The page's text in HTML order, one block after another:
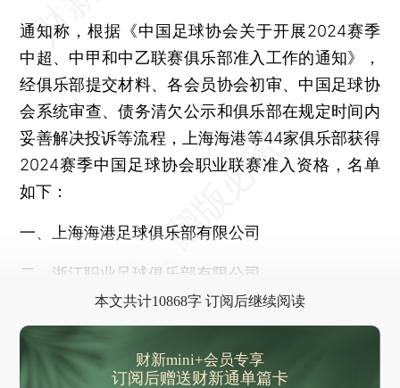
住建部：充分赋予城市房地产调控自主权 推动融资协调机制落地
碧桂园海外资产陆续摆上“货架” 31个海外项目价值几何？
宁德时代布局网约车补能 与滴滴成立换电合资公司
口服司美格鲁肽内地获批 仅用于糖尿病
胡塞武装首次袭击红海过境油轮 油价跳涨至两月来最高位
欧盟反垄断法压力下 苹果允许第三方App商店入驻并降低“苹果税”
通知称，根据《中国足球协会关于开展2024赛季
中超、中甲和中乙联赛俱乐部准入工作的通知》，
经俱乐部提交材料、各会员协会初审、中国足球协
会系统审查、债务清欠公示和俱乐部在规定时间内
妥善解决投诉等流程，上海海港等44家俱乐部获得
2024赛季中国足球协会职业联赛准入资格，名单
如下：
一、上海海港足球俱乐部有限公司
二、浙江职业足球俱乐部有限公司
本文共计10868字 订阅后继续阅读
财新mini+会员专享
订阅后赠送财新通单篇卡